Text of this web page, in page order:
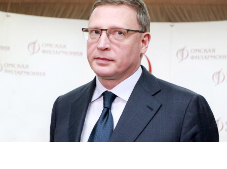
Сайт кандидата в губернаторы
Буркова Александра Леонидовича
Смотреть проект